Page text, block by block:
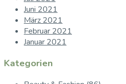
Juni 2021
März 2021
Februar 2021
Januar 2021
Kategorien